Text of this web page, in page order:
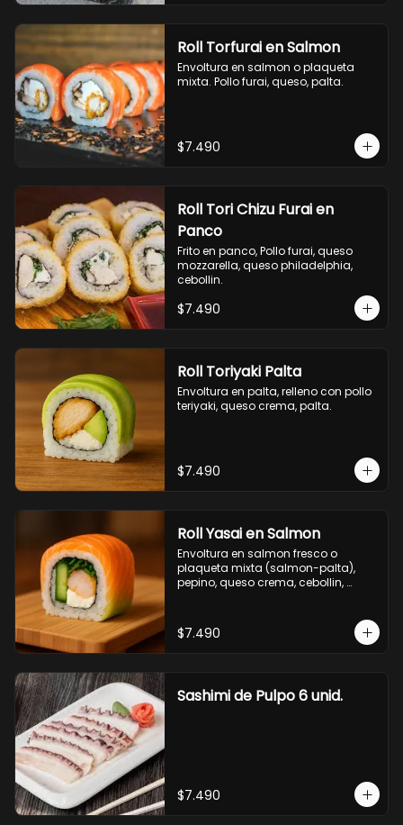
Roll Torfurai en Salmon
Envoltura en salmon o plaqueta
mixta. Pollo furai, queso, palta.
$7.490
Roll Tori Chizu Furai en
Panco
Frito en panco, Pollo furai, queso
mozzarella, queso philadelphia,
cebollin.
$7.490
Roll Toriyaki Palta
Envoltura en palta, relleno con pollo
teriyaki, queso crema, palta.
$7.490
Roll Yasai en Salmon
Envoltura en salmon fresco o
plaqueta mixta (salmon-palta),
pepino, queso crema, cebollin,
$7.490
Sashimi de Pulpo 6 unid.
$7.490